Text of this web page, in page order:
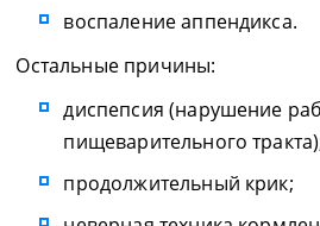
воспаление аппендикса.
Остальные причины:
диспепсия (нарушение
пищеварительного
продолжительный крик;